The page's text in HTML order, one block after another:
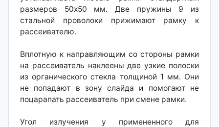
размеров 50x50 мм. Две пружины 9 из
стальной проволоки прижимают рамку к
рассеивателю.
Вплотную к направляющим со стороны рамки
на рассеиватель наклеены две узкие полоски
из органического стекла толщиной 1 мм. Они
не попадают в зону слайда и помогают не
поцарапать рассеиватель при смене рамки.
Угол излучения у примененного для